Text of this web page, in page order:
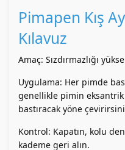
Pimapen Kış
Kılavuz
Amaç: Sızdırmazlığı
Uygulama: Her pimde
genellikle pimin
bastıracak yöne
Kontrol: Kapatın, kolu
kademe geri alın.